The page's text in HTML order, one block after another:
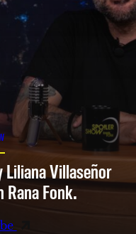
Liliana Villaseñor
Rana Fonk.